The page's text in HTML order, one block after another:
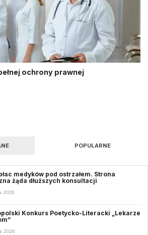
ochrony prawnej
POPULARNE
medyków pod ostrzałem. Strona
żąda dłuższych konsultacji
2026
Konkurs Poetycko-Literacki „Lekarze
2026